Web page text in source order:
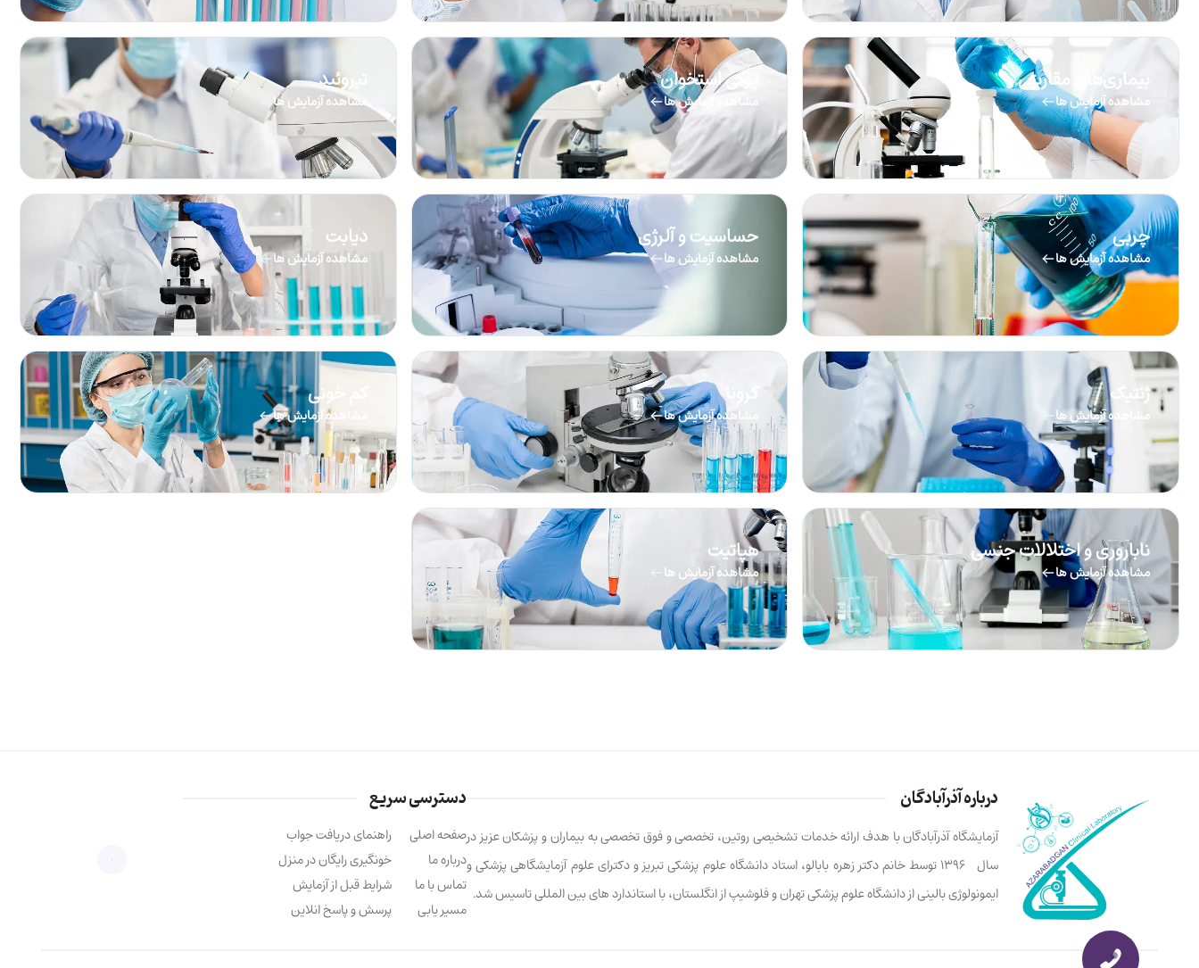
بیماری‌های مقاربتی
مشاهده آزمایش ها
پوکی استخوان
مشاهده آزمایش ها
تیروئید
مشاهده آزمایش ها
چربی
مشاهده آزمایش ها
حساسیت و آلرژی
مشاهده آزمایش ها
دیابت
مشاهده آزمایش ها
ژنتیک
مشاهده آزمایش ها
کرونا
مشاهده آزمایش ها
کم خونی
مشاهده آزمایش ها
ناباروری و اختلالات جنسی
مشاهده آزمایش ها
هپاتیت
مشاهده آزمایش ها
درباره آذرآبادگان
آزمایشگاه آذرآبادگان با هدف ارائه خدمات تشخیصی روتین، تخصصی و فوق تخصصی به بیماران و پزشکان عزیز در
سال ۱۳۹۶ توسط خانم دکتر زهره بابالو، استاد دانشگاه علوم پزشکی تبریز و دکترای علوم آزمایشگاهی پزشکی و
ایمونولوژی بالینی از دانشگاه علوم پزشکی تهران و فلوشیپ از انگلستان، با استاندارد های بین المللی تاسیس شد.
دسترسی سریع
صفحه اصلی
درباره ما
تماس با ما
مسیر یابی
راهنمای دریافت جواب
خونگیری رایگان در منزل
شرایط قبل از آزمایش
پرسش و پاسخ انلاین